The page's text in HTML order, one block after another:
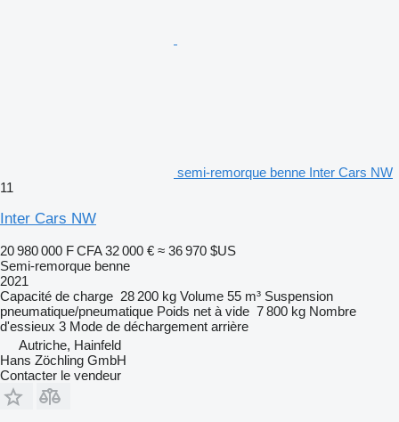
semi-remorque benne Inter Cars NW
11
Inter Cars NW
20 980 000 F CFA 32 000 € ≈ 36 970 $US
Semi-remorque benne
2021
Capacité de charge 28 200 kg Volume 55 m³ Suspension
pneumatique/pneumatique Poids net à vide 7 800 kg Nombre
d'essieux 3 Mode de déchargement arrière
Autriche, Hainfeld
Hans Zöchling GmbH
Contacter le vendeur